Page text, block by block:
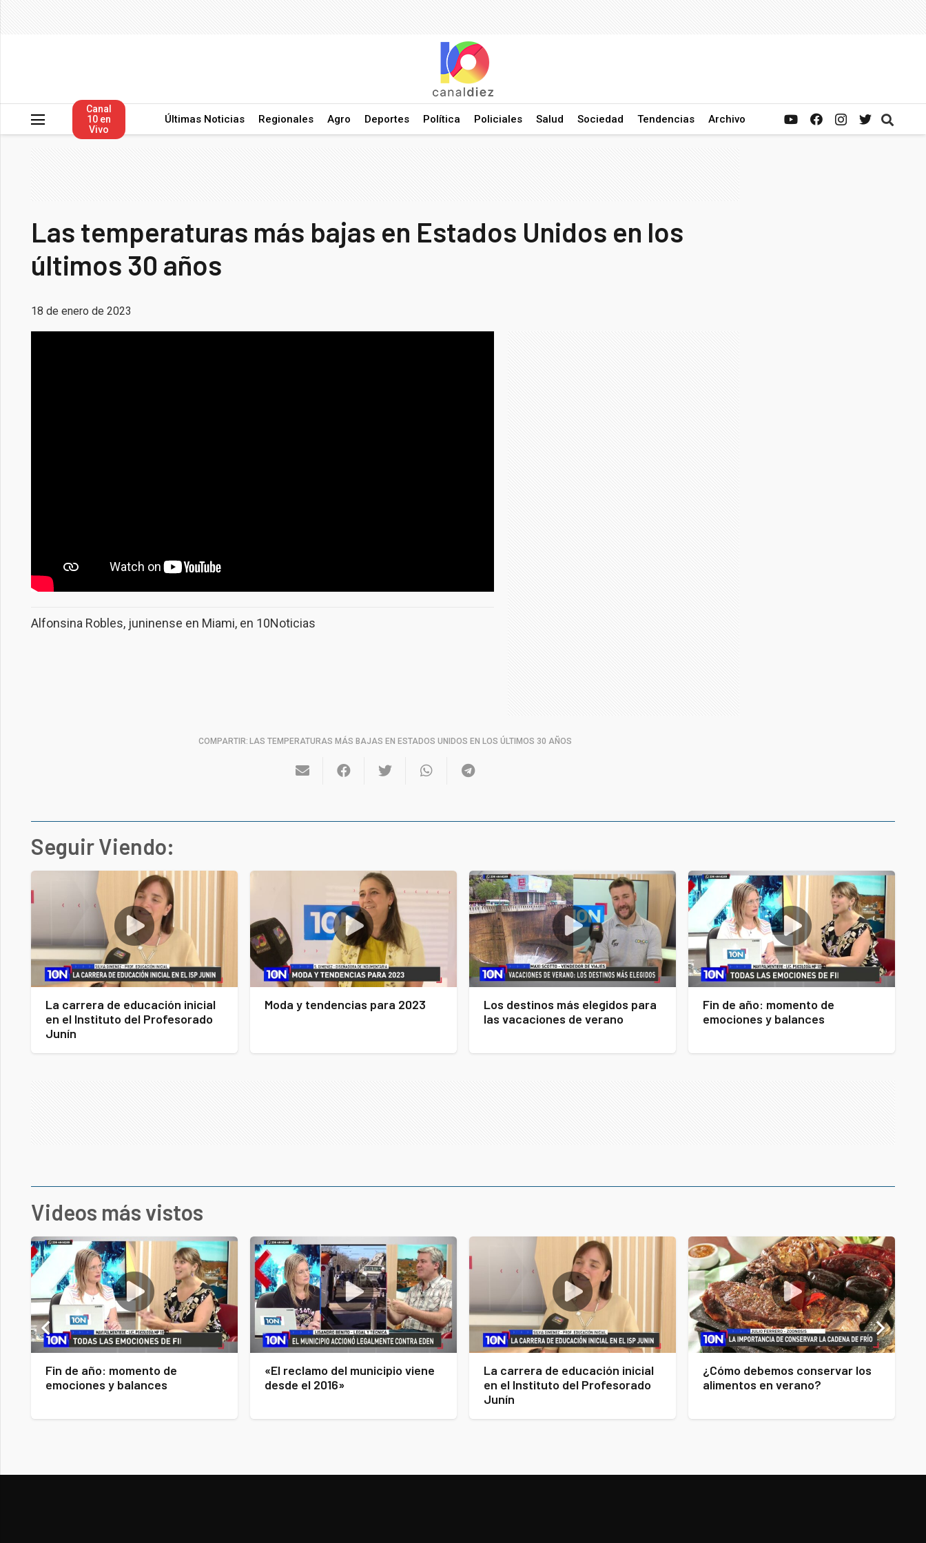
Canal
10 en
Vivo
Últimas Noticias Regionales Agro Deportes Política Policiales Salud Sociedad Tendencias Archivo
Las temperaturas más bajas en Estados Unidos en los
últimos 30 años
18 de enero de 2023
Alfonsina Robles, juninense en Miami, en 10Noticias
COMPARTIR: LAS TEMPERATURAS MÁS BAJAS EN ESTADOS UNIDOS EN LOS ÚLTIMOS 30 AÑOS
Seguir Viendo:
La carrera de educación inicial
en el Instituto del Profesorado
Junín
Moda y tendencias para 2023
Los destinos más elegidos para
las vacaciones de verano
Fin de año: momento de
emociones y balances
Videos más vistos
Fin de año: momento de
emociones y balances
«El reclamo del municipio viene
desde el 2016»
La carrera de educación inicial
en el Instituto del Profesorado
Junín
¿Cómo debemos conservar los
alimentos en verano?